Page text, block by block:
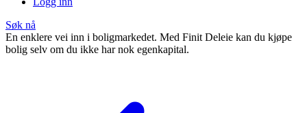
Søk nå
En enklere vei inn i boligmarkedet. Med Finit Deleie kan du kjøpe
bolig selv om du ikke har nok egenkapital.